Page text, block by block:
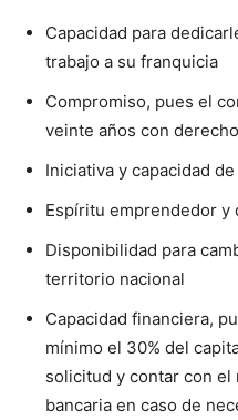
Capacidad para
trabajo a su franquicia
Compromiso, pues el
veinte años con
Iniciativa y capacidad
Espíritu emprendedor y
Disponibilidad para
territorio nacional
Capacidad financiera,
mínimo el 30% del
solicitud y contar con el
bancaria en caso de